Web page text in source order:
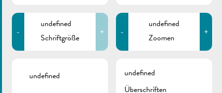
-
undefined
Schriftgröße
+ -
undefined
Zoomen
+
undefined
undefined
Überschriften